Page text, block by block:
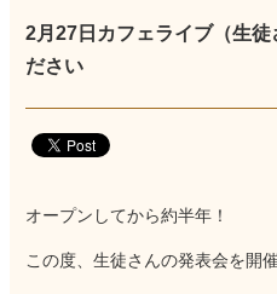
2月27日カフェライブ（生徒
ださい
オープンしてから約半年！
この度、生徒さんの発表会を開